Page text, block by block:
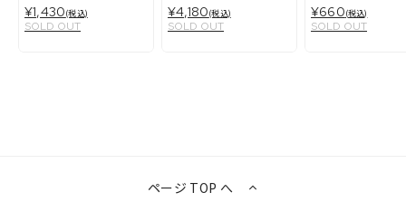
¥1,430(税込)
SOLD OUT
¥4,180(税込)
SOLD OUT
¥660(税込)
SOLD OUT
ページ TOP へ